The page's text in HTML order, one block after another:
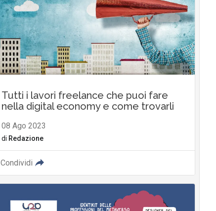
Tutti i lavori freelance che puoi fare
nella digital economy e come trovarli
08 Ago 2023
di Redazione
Condividi